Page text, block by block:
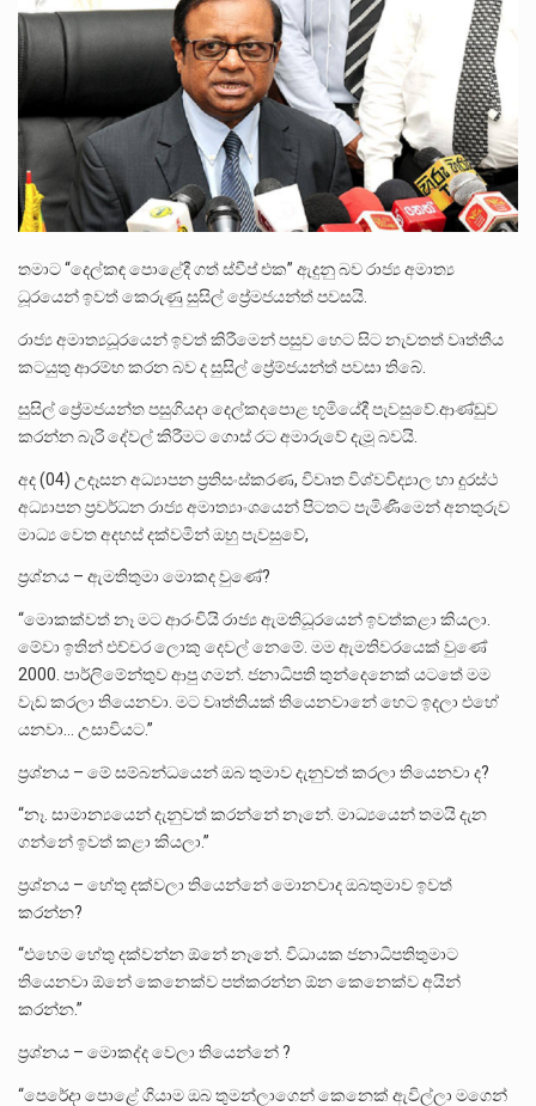
වත්මන් ආණ්ඩුවේ ප්‍රධාන පාර්ශවකරුවා වන ජනතා විමුක්ති පෙරමුණේ කාලයක පටන් තිබුණු ප්‍රධාන සටන් පාඨයක් වූවේ…
තමාට “දෙල්කඳ පොළේදී ගත් ස්වීප් එක” ඇදුනු බව රාජ්‍ය අමාත්‍ය
ධූරයෙන් ඉවත් කෙරුණු සුසිල් ප්‍රේමජයන්ත් පවසයි.
රාජ්‍ය අමාත්‍යධූරයෙන් ඉවත් කිරීමෙන් පසුව හෙට සිට නැවතත් වෘත්තීය
කටයුතු ආරම්භ කරන බව ද සුසිල් ප්‍රේම්ජයන්ත් පවසා තිබේ.
සුසිල් ප්‍රේමජයන්ත පසුගියදා දෙල්කදපොළ භූමියේදී පැවසුවේ.ආණ්ඩුව
කරන්න බැරි දේවල් කිරීමට ගොස් රට අමාරුවේ දැමූ බවයි.
අද (04) උදෑසන අධ්‍යාපන ප්‍රතිසංස්කරණ, විවෘත විශ්වවිද්‍යාල හා දුරස්ථ
අධ්‍යාපන ප්‍රවර්ධන රාජ්‍ය අමාත්‍යාංශයෙන් පිටතට පැමිණීමෙන් අනතුරුව
මාධ්‍ය වෙත අදහස් දක්වමින් ඔහු පැවසුවේ,
ප්‍රශ්නය – ඇමතිතුමා මොකද වුණේ?
“මොකක්වත් නෑ මට ආරංචියි රාජ්‍ය ඇමතිධූරයෙන් ඉවත්කළා කියලා.
මේවා ඉතින් එච්චර ලොකු දෙවල් නෙමේ. මම ඇමතිවරයෙක් වුණේ
2000. පාර්ලිමේන්තුව ආපු ගමන්. ජනාධිපති තුන්දෙනෙක් යටතේ මම
වැඩ කරලා තියෙනවා. මට වෘත්තියක් තියෙනවානේ හෙට ඉදලා එහේ
යනවා… උසාවියට.”
ප්‍රශ්නය – මේ සම්බන්ධයෙන් ඔබ තුමාව දැනුවත් කරලා තියෙනවා ද?
“නෑ. සාමාන්‍යයෙන් දැනුවත් කරන්නේ නෑනේ. මාධ්‍යයෙන් තමයි දැන
ගන්නේ ඉවත් කළා කියලා.”
ප්‍රශ්නය – හේතු දක්වලා තියෙන්නේ මොනවාද ඔබතුමාව ඉවත්
කරන්න?
“එහෙම හේතු දක්වන්න ඕනේ නෑනේ. විධායක ජනාධිපතිතුමාට
තියෙනවා ඕනේ කෙනෙක්ව පත්කරන්න ඕන කෙනෙක්ව අයින්
කරන්න.”
ප්‍රශ්නය – මොකද්ද වෙලා තියෙන්නේ ?
“පෙරේදා පොළේ ගියාම ඔබ තුමන්ලාගෙන් කෙනෙක් ඇවිල්ලා මගෙන්